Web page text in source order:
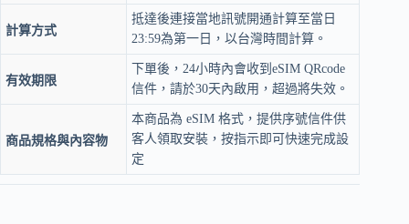
計算方式
抵達後連接當地訊號開通計算至當日
23:59為第一日，以台灣時間計算。
有效期限
下單後，24小時內會收到eSIM QRcode
信件，請於30天內啟用，超過將失效。
商品規格與內容物
本商品為 eSIM 格式，提供序號信件供
客人領取安裝，按指示即可快速完成設
定